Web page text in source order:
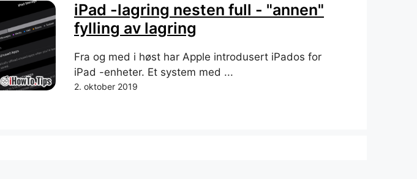
iPad -lagring nesten full - "annen"
fylling av lagring
Fra og med i høst har Apple introdusert iPados for
iPad -enheter. Et system med ...
2. oktober 2019